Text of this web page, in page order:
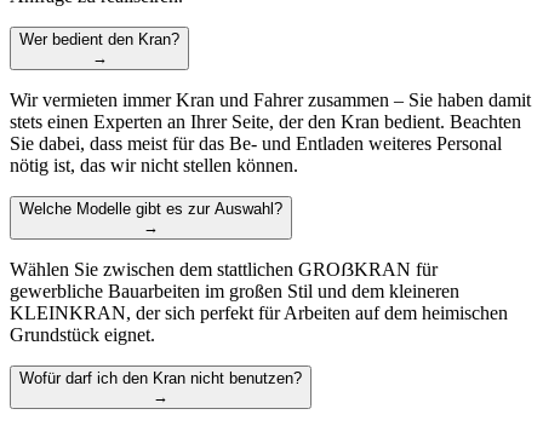
Wer bedient den Kran?
→
Wir vermieten immer Kran und Fahrer zusammen – Sie haben damit
stets einen Experten an Ihrer Seite, der den Kran bedient. Beachten
Sie dabei, dass meist für das Be- und Entladen weiteres Personal
nötig ist, das wir nicht stellen können.
Welche Modelle gibt es zur Auswahl?
→
Wählen Sie zwischen dem stattlichen GROẞKRAN für
gewerbliche Bauarbeiten im großen Stil und dem kleineren
KLEINKRAN, der sich perfekt für Arbeiten auf dem heimischen
Grundstück eignet.
Wofür darf ich den Kran nicht benutzen?
→